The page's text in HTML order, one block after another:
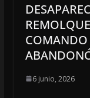
6 junio, 2026